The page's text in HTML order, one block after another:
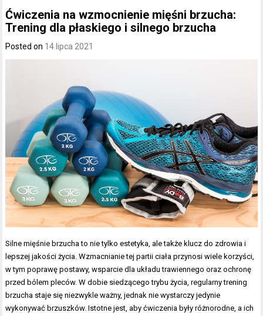
Ćwiczenia na wzmocnienie mięśni brzucha:
Trening dla płaskiego i silnego brzucha
Posted on 14 lipca 2021
Silne mięśnie brzucha to nie tylko estetyka, ale także klucz do zdrowia i
lepszej jakości życia. Wzmacnianie tej partii ciała przynosi wiele korzyści,
w tym poprawę postawy, wsparcie dla układu trawiennego oraz ochronę
przed bólem pleców. W dobie siedzącego trybu życia, regularny trening
brzucha staje się niezwykle ważny, jednak nie wystarczy jedynie
wykonywać brzuszków. Istotne jest, aby ćwiczenia były różnorodne, a ich